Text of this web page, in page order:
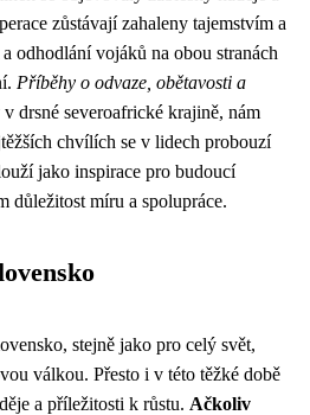
zůstávají zahaleny tajemstvím a
a odhodlání vojáků na obou stranách
Příběhy o odvaze, obětavosti a
v drsné severoafrické krajině, nám
chvílích se v lidech probouzí
jako inspirace pro budoucí
důležitost míru a spolupráce.
stejně jako pro celý svět,
válkou. Přesto i v této těžké době
a příležitosti k růstu. Ačkoliv